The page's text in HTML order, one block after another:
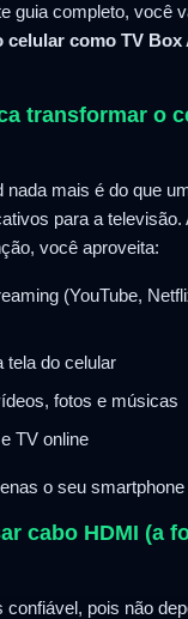
guia completo, você
celular como TV
transformar o
nada mais é do que
para a televisão.
você aproveita:
(YouTube,
tela do celular
fotos e músicas
TV online
o seu smartphone
cabo HDMI (a
pois não